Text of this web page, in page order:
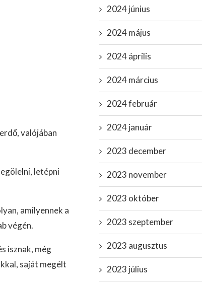
valójában
letépni
amilyennek a
végén.
isznak, még
saját megélt
2024 június
2024 május
2024 április
2024 március
2024 február
2024 január
2023 december
2023 november
2023 október
2023 szeptember
2023 augusztus
2023 július